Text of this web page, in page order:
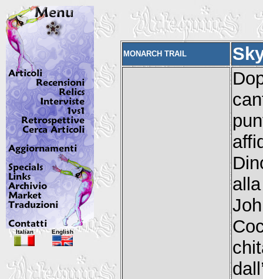
MONARCH TRAIL
Italian English